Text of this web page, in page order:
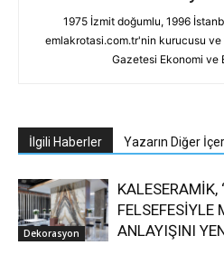
1975 İzmit doğumlu, 1996
emlakrotasi.com.tr'nin kurucusu ve
Gazetesi Ekonomi ve
İlgili Haberler Yazarın Diğer
Dekorasyon
KALESERAMİK,
ANLAYIŞINI